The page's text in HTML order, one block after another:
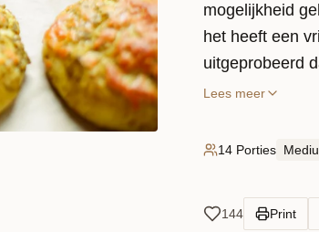
mogelijkheid
het heeft een
uitgeprobeerd
Lees meer
14 Porties
144 Print